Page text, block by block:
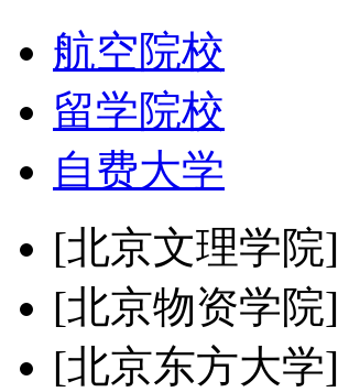
航空院校
留学院校
自费大学
[北京文理学院]
[北京物资学院]
[北京东方大学]